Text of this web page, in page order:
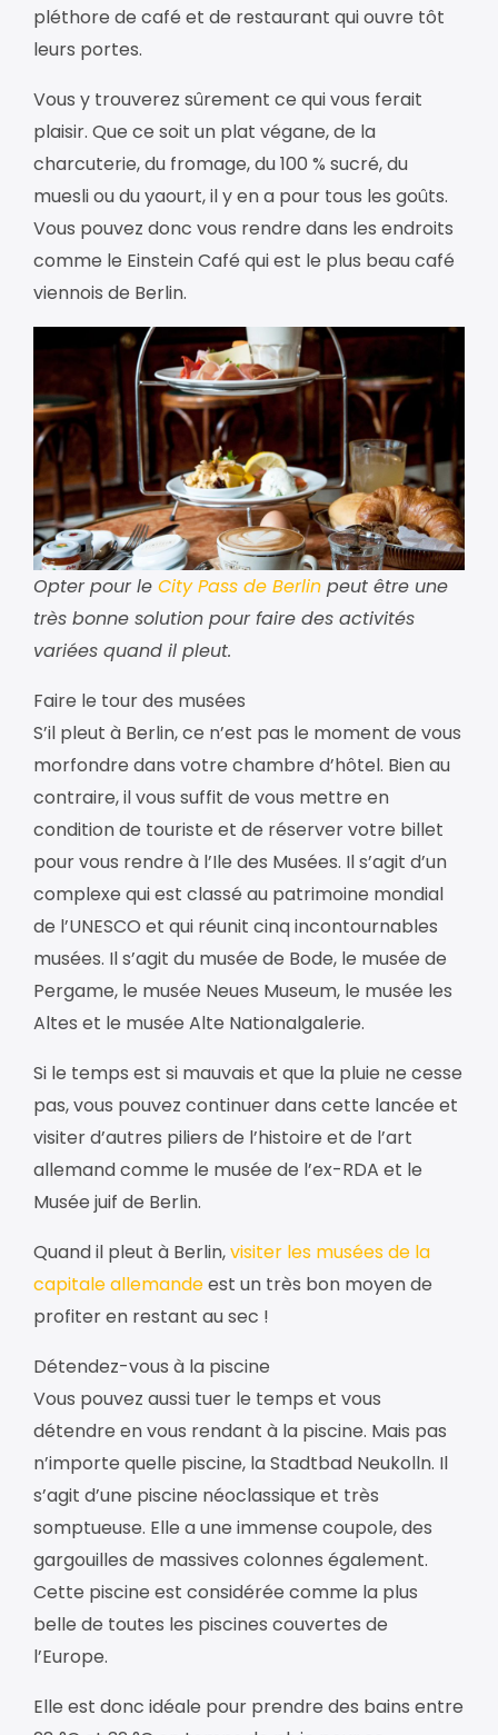
pléthore de café et de restaurant qui ouvre tôt
leurs portes.
Vous y trouverez sûrement ce qui vous ferait
plaisir. Que ce soit un plat végane, de la
charcuterie, du fromage, du 100 % sucré, du
muesli ou du yaourt, il y en a pour tous les goûts.
Vous pouvez donc vous rendre dans les endroits
comme le Einstein Café qui est le plus beau café
viennois de Berlin.
Opter pour le City Pass de Berlin peut être une
très bonne solution pour faire des activités
variées quand il pleut.
Faire le tour des musées
S’il pleut à Berlin, ce n’est pas le moment de vous
morfondre dans votre chambre d’hôtel. Bien au
contraire, il vous suffit de vous mettre en
condition de touriste et de réserver votre billet
pour vous rendre à l’Ile des Musées. Il s’agit d’un
complexe qui est classé au patrimoine mondial
de l’UNESCO et qui réunit cinq incontournables
musées. Il s’agit du musée de Bode, le musée de
Pergame, le musée Neues Museum, le musée les
Altes et le musée Alte Nationalgalerie.
Si le temps est si mauvais et que la pluie ne cesse
pas, vous pouvez continuer dans cette lancée et
visiter d’autres piliers de l’histoire et de l’art
allemand comme le musée de l’ex-RDA et le
Musée juif de Berlin.
Quand il pleut à Berlin,visiter les musées de la
capitale allemandeest un très bon moyen de
profiter en restant au sec !
Détendez-vous à la piscine
Vous pouvez aussi tuer le temps et vous
détendre en vous rendant à la piscine. Mais pas
n’importe quelle piscine, la Stadtbad Neukolln. Il
s’agit d’une piscine néoclassique et très
somptueuse. Elle a une immense coupole, des
gargouilles de massives colonnes également.
Cette piscine est considérée comme la plus
belle de toutes les piscines couvertes de
l’Europe.
Elle est donc idéale pour prendre des bains entre